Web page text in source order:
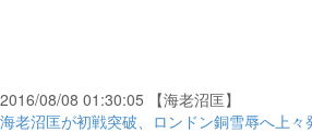
2016/08/08 01:30:05 【海老沼匡】
海老沼匡が初戦突破、ロンドン銅雪辱へ上々